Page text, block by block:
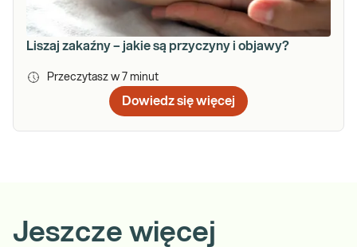
Liszaj zakaźny – jakie są przyczyny i objawy?
Przeczytasz w 7 minut
Dowiedz się więcej
Jeszcze więcej